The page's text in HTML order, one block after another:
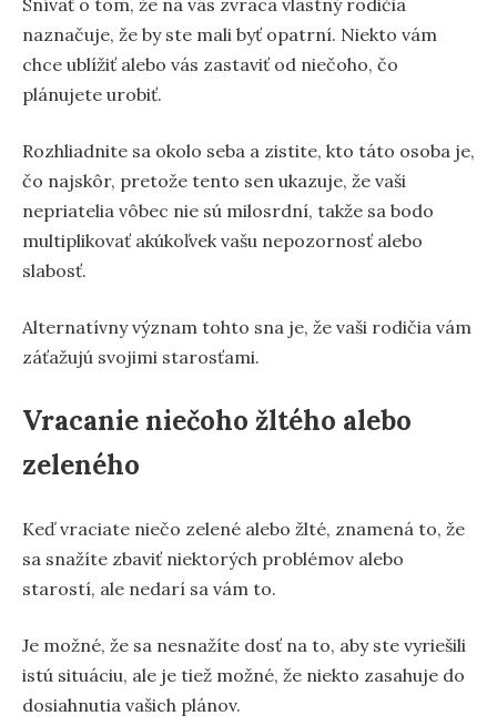
Snívať o tom, že na vás zvraca vlastný rodičia
naznačuje, že by ste mali byť opatrní. Niekto vám
chce ublížiť alebo vás zastaviť od niečoho, čo
plánujete urobiť.
Rozhliadnite sa okolo seba a zistite, kto táto osoba je,
čo najskôr, pretože tento sen ukazuje, že vaši
nepriatelia vôbec nie sú milosrdní, takže sa bodo
multiplikovať akúkoľvek vašu nepozornosť alebo
slabosť.
Alternatívny význam tohto sna je, že vaši rodičia vám
záťažujú svojimi starosťami.
Vracanie niečoho žltého alebo
zeleného
Keď vraciate niečo zelené alebo žlté, znamená to, že
sa snažíte zbaviť niektorých problémov alebo
starostí, ale nedarí sa vám to.
Je možné, že sa nesnažíte dosť na to, aby ste vyriešili
istú situáciu, ale je tiež možné, že niekto zasahuje do
dosiahnutia vašich plánov.